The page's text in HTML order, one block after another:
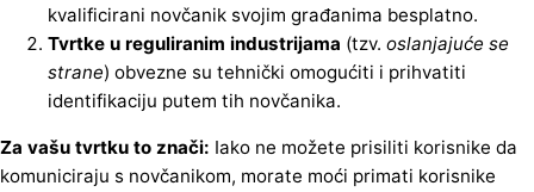
kvalificirani novčanik svojim građanima besplatno.
Tvrtke u reguliranim industrijama (tzv. oslanjajuće se
strane) obvezne su tehnički omogućiti i prihvatiti
identifikaciju putem tih novčanika.
Za vašu tvrtku to znači: Iako ne možete prisiliti korisnike da
komuniciraju s novčanikom, morate moći primati korisnike